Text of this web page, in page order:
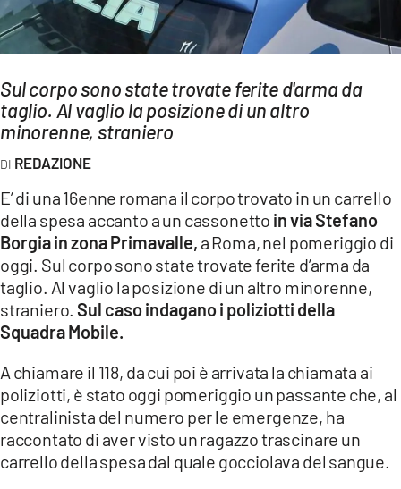
LAC NETWORK
LAC ONAIR
LaC
Network
LACONAIR.IT
LACITYMAG.IT
ILREGGINO.IT
COSENZACHANNEL.IT
CATANZAROCHANNEL.IT
LACAPITALENEWS.IT
App
Sul corpo sono state trovate ferite d'arma da
taglio. Al vaglio la posizione di un altro
minorenne, straniero
REDAZIONE
E’ di una 16enne romana il corpo trovato in un carrello
della spesa accanto a un cassonetto in via Stefano
Borgia in zona Primavalle, a Roma, nel pomeriggio di
oggi. Sul corpo sono state trovate ferite d’arma da
taglio. Al vaglio la posizione di un altro minorenne,
straniero.Sul caso indagano i poliziotti della
Squadra Mobile.
A chiamare il 118, da cui poi è arrivata la chiamata ai
poliziotti, è stato oggi pomeriggio un passante che, al
centralinista del numero per le emergenze, ha
raccontato di aver visto un ragazzo trascinare un
carrello della spesa dal quale gocciolava del sangue.